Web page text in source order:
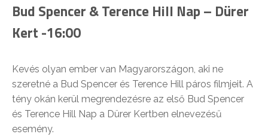
Bud Spencer & Terence Hill Nap – Dürer
Kert -16:00
Kevés olyan ember van Magyarországon, aki ne
szeretné a Bud Spencer és Terence Hill páros filmjeit. A
tény okán kerül megrendezésre az első Bud Spencer
és Terence Hill Nap a Dürer Kertben elnevezésű
esemény.